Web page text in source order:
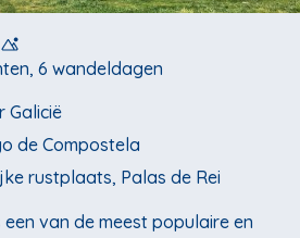
6 wandeldagen
Galicië
de Compostela
rustplaats, Palas de Rei
een van de meest populaire en